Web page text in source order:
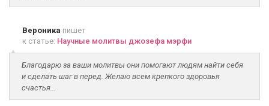
Вероника пишет
к статье: Научные молитвы джозефа мэрфи
Благодарю за ваши молитвы они помогают людям найти себя
и сделать шаг в перед. Желаю всем крепкого здоровья
счастья...